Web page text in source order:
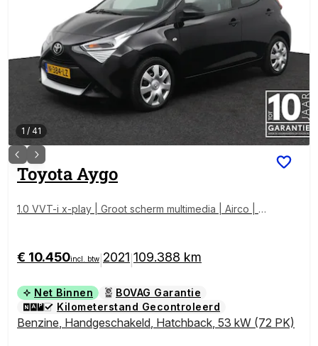
1 / 41
ToyotaAygo
1.0 VVT-i x-play | Groot scherm multimedia | Airco | P
€ 10.450incl. btw 2021 109.388 km
Net Binnen
BOVAG Garantie
Kilometerstand Gecontroleerd
Benzine, Handgeschakeld, Hatchback, 53 kW (72 PK)